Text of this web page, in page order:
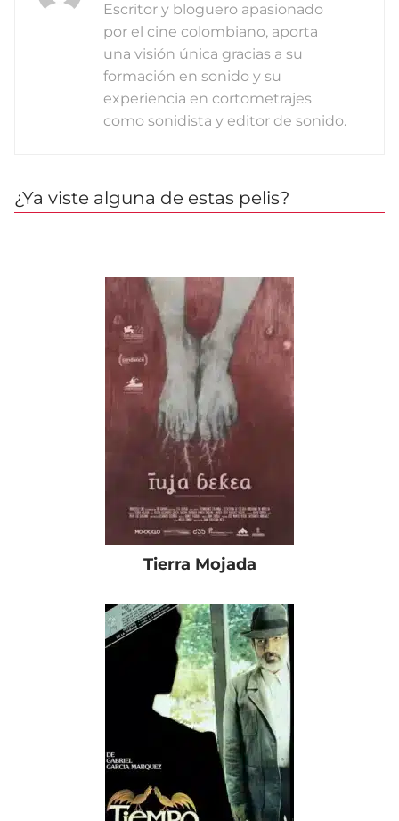
Escritor y bloguero apasionado
por el cine colombiano, aporta
una visión única gracias a su
formación en sonido y su
experiencia en cortometrajes
como sonidista y editor de sonido.
¿Ya viste alguna de estas pelis?
Tierra Mojada